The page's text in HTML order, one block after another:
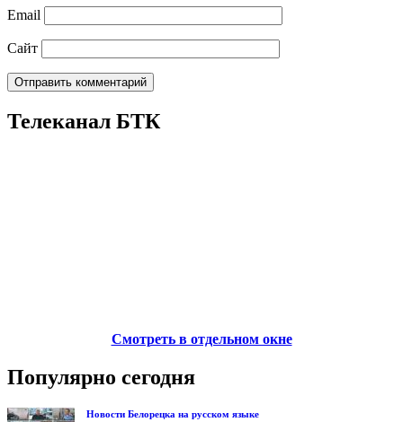
Email
Сайт
Телеканал БТК
Смотреть в отдельном окне
Популярно сегодня
Новости Белорецка на русском языке